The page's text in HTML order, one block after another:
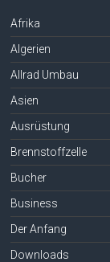
Afrika
Algerien
Allrad Umbau
Asien
Ausrüstung
Brennstoffzelle
Bucher
Business
Der Anfang
Downloads